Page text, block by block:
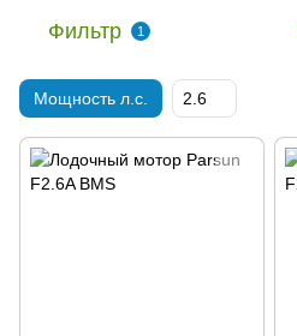
Фильтр 1
Мощность л.с. 2.6